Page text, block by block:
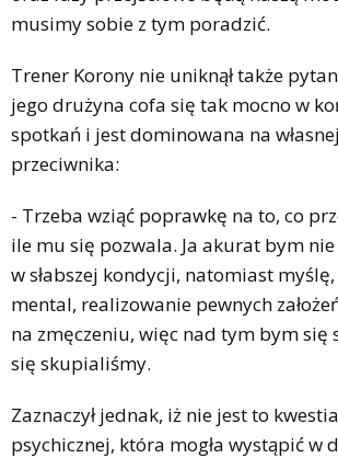
musimy sobie z tym poradzić.
Trener Korony nie uniknął także
jego drużyna cofa się tak mocno w
spotkań i jest dominowana na
przeciwnika:
- Trzeba wziąć poprawkę na to, co
ile mu się pozwala. Ja akurat bym nie
w słabszej kondycji, natomiast
mental, realizowanie pewnych
na zmęczeniu, więc nad tym bym się
się skupialiśmy.
Zaznaczył jednak, iż nie jest to
psychicznej, która mogła wystąpić w